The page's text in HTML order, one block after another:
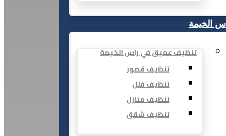
الخيمة
تنظيف عميق في راس الخيمة
تنظيف قصور
تنظيف فلل
تنظيف منازل
تنظيف شقق